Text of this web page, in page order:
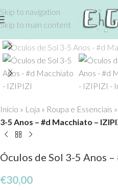
Skip to navigation
Skip to main content
Início » Loja » Roupa e Essenciais »
3-5 Anos – #d Macchiato –
Óculos de Sol 3-5 Anos
€30,00